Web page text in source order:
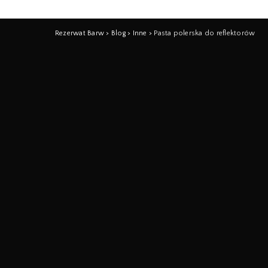
Rezerwat Barw > Blog> Inne > Pasta polerska do reflektorów